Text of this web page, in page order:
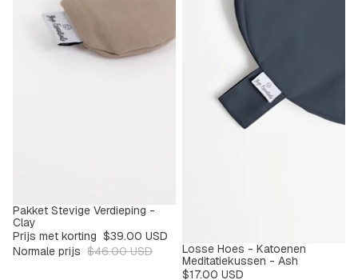
UITVERKOCHT
Pakket Stevige Verdieping -
Clay
Prijs met korting $39.00 USD
Normale prijs $46.00 USD
Losse Hoes - Katoenen
Meditatiekussen - Ash
$17.00 USD